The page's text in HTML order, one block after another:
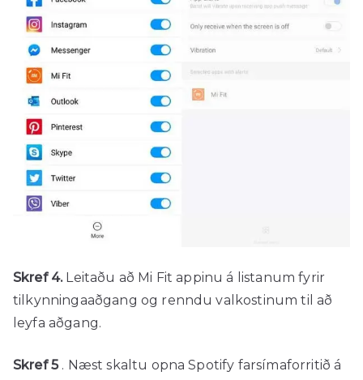
Skref 4.Leitaðu að Mi Fit appinu á listanum fyrir
tilkynningaaðgang og renndu valkostinum til að
leyfa aðgang.
Skref 5. Næst skaltu opna Spotify farsímaforritið á